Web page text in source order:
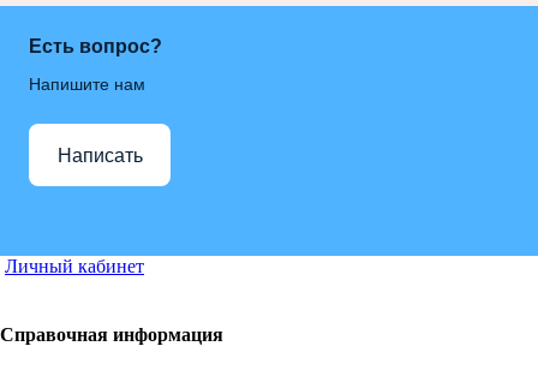
Есть вопрос?
Напишите нам
Написать
Личный кабинет
Справочная информация